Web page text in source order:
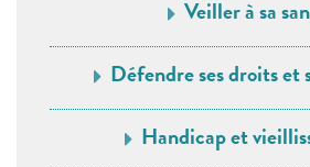
Veiller à sa
Défendre ses droits et
Handicap et